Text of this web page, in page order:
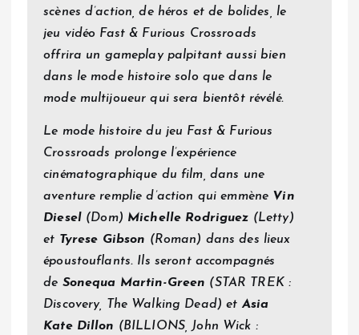
scènes d’action, de héros et de bolides, le
jeu vidéo Fast & Furious Crossroads
offrira un gameplay palpitant aussi bien
dans le mode histoire solo que dans le
mode multijoueur qui sera bientôt révélé.
Le mode histoire du jeu Fast & Furious
Crossroads prolonge l’expérience
cinématographique du film, dans une
aventure remplie d’action qui emmène Vin
Diesel(Dom) Michelle Rodriguez (Letty)
et Tyrese Gibson (Roman) dans des lieux
époustouflants. Ils seront accompagnés
de Sonequa Martin-Green (STAR TREK :
Discovery, The Walking Dead) et Asia
Kate Dillon (BILLIONS, John Wick :